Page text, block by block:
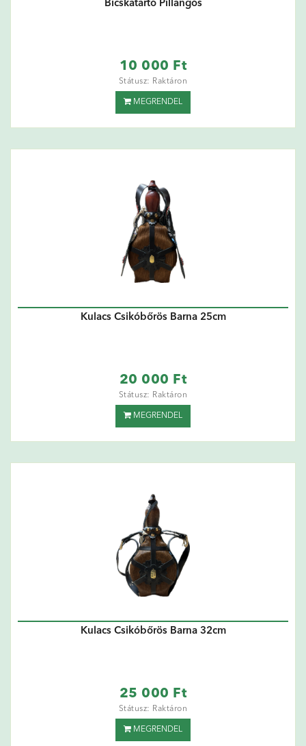
Bicskatartó Pillangós
10 000 Ft
Státusz: Raktáron
MEGRENDEL
Kulacs Csikóbőrös Barna 25cm
20 000 Ft
Státusz: Raktáron
MEGRENDEL
Kulacs Csikóbőrös Barna 32cm
25 000 Ft
Státusz: Raktáron
MEGRENDEL